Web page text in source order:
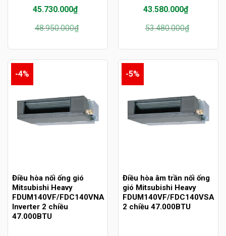
48.950.000₫
Giá
gốc
48.950.000₫.
45.730.000₫
Giá
hiện
là:
45.730.000₫.
53.480.000₫
Giá
gốc
53.480.000₫.
43.580.000₫
Giá
hiện
là:
43.580.000₫.
-4%
Điều hòa nối ống gió
Mitsubishi Heavy
FDUM140VF/FDC140VNA
Inverter 2 chiều
47.000BTU
-5%
Điều hòa âm trần nối ống
gió Mitsubishi Heavy
FDUM140VF/FDC140VSA
2 chiều 47.000BTU